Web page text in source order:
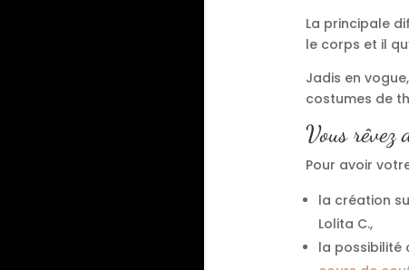
La principale
le corps et il
Jadis en
costumes de
Vous rêvez
Pour avoir
la création
Lolita C.,
la possibilité